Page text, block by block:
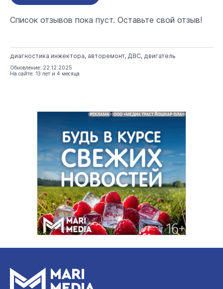
Список отзывов пока пуст. Оставьте свой отзыв!
диагностика инжектора, авторемонт, ДВС, двигатель
Обновление: 22.12.2025
На сайте: 13 лет и 4 месяца